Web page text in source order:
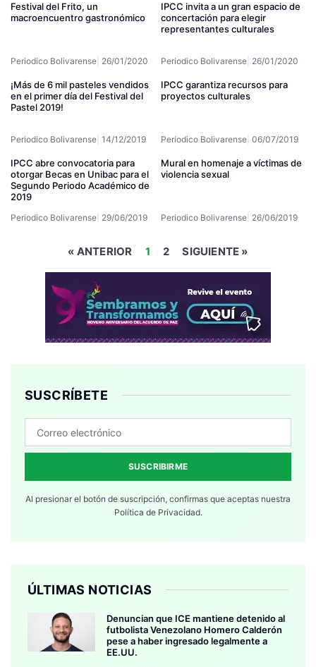
Festival del Frito, un
macroencuentro gastronómico
Periodico Bolivarense 26/01/2020
IPCC invita a un gran espacio de
concertación para elegir
representantes culturales
Periodico Bolivarense 26/01/2020
¡Más de 6 mil pasteles vendidos
en el primer día del Festival del
Pastel 2019!
Periodico Bolivarense 14/12/2019
IPCC garantiza recursos para
proyectos culturales
Periodico Bolivarense 06/07/2019
IPCC abre convocatoria para
otorgar Becas en Unibac para el
Segundo Periodo Académico de
2019
Periodico Bolivarense 29/06/2019
Mural en homenaje a víctimas de
violencia sexual
Periodico Bolivarense 26/06/2019
« ANTERIOR 1 2 SIGUIENTE »
SUSCRÍBETE
SUSCRIBIRME
Al presionar el botón de suscripción, confirmas que aceptas nuestra
Política de Privacidad.
ÚLTIMAS NOTICIAS
Denuncian que ICE mantiene detenido al
futbolista Venezolano Homero Calderón
pese a haber ingresado legalmente a
EE.UU.